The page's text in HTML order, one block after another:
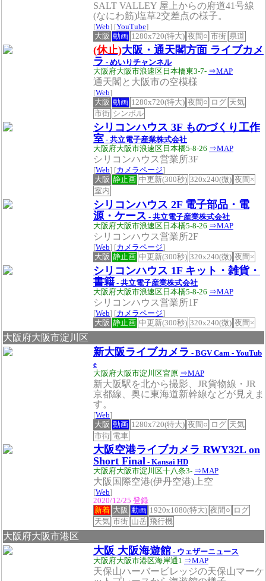
SALT VALLEY 屋上からの府道41号線
(なにわ筋)塩草2交差点の様子。
[Web] [YouTube]
大阪 動画 1280x720(特大) 夜間○ 市街 県道
(休止)大阪・通天閣方面 ライブカメ
ラ - めいりチャンネル
大阪府大阪市浪速区日本橋東3-7- ⇒MAP
通天閣と大阪市の空模様
[Web]
大阪 動画 1280x720(特大) 夜間○ ログ 天気
市街 シンボル
シリコンハウス 3F ものづくり工作
室 - 共立電子産業株式会社
大阪府大阪市浪速区日本橋5-8-26 ⇒MAP
シリコンハウス営業所3F
[Web] [カメラページ]
大阪 静止画 中更新(300秒) 320x240(微) 夜間×
室内
シリコンハウス 2F 電子部品・電
源・ケース - 共立電子産業株式会社
大阪府大阪市浪速区日本橋5-8-26 ⇒MAP
シリコンハウス営業所2F
[Web] [カメラページ]
大阪 静止画 中更新(300秒) 320x240(微) 夜間×
シリコンハウス 1F キット・雑貨・
書籍 - 共立電子産業株式会社
大阪府大阪市浪速区日本橋5-8-26 ⇒MAP
シリコンハウス営業所1F
[Web] [カメラページ]
大阪 静止画 中更新(300秒) 320x240(微) 夜間×
大阪府大阪市淀川区
新大阪ライブカメラ - BGV Cam - YouTub
e
大阪府大阪市淀川区宮原 ⇒MAP
新大阪駅を北から撮影、JR貨物線・JR
京都線、奥に東海道新幹線などが見えま
す。
[Web]
大阪 動画 1280x720(特大) 夜間○ ログ 天気
市街 電車
大阪空港ライブカメラ RWY32L on
Short Final - Kansai HD
大阪府大阪市淀川区十八条3- ⇒MAP
大阪国際空港(伊丹空港)上空
[Web]
2020/12/25 登録
新着 大阪 動画 1920x1080(特大) 夜間○ ログ
天気 市街 山岳 飛行機
大阪府大阪市港区
大阪 大阪海遊館 - ウェザーニュース
大阪府大阪市港区海岸通1 ⇒MAP
天保山ハーバービレッジの天保山マーケ